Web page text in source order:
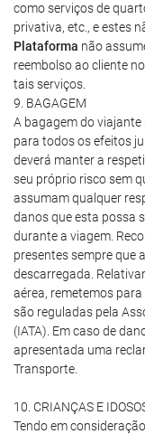
como serviços de
privativa, etc., e estes
Plataforma não
reembolso ao cliente
tais serviços.
9. BAGAGEM
A bagagem do
para todos os efeitos
deverá manter a
seu próprio risco sem
assumam qualquer
danos que esta possa
durante a viagem.
presentes sempre que
descarregada.
aérea, remetemos
são reguladas pela
(IATA). Em caso de
apresentada uma
Transporte.
10. CRIANÇAS E
Tendo em